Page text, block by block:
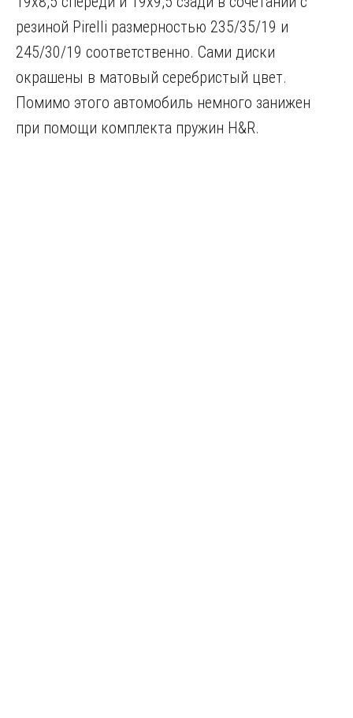
резиной Pirelli размерностью 235/35/19 и
245/30/19 соответственно. Сами диски
окрашены в матовый серебристый цвет.
Помимо этого автомобиль немного занижен
при помощи комплекта пружин H&R.